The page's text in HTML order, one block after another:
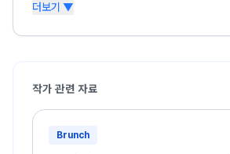
2023. 12. 5~ 2023. 12. 17 "녹색낙원_피지"
“물 위의 나무, 맹그로브” 하남시 (갤러리_다)
광주광역시(예술이빽그라운드)
gallery)
2020. 2. 2 ~ 2002. 2. 29 “신들이 사랑한
더보기 ▼
작가 관련 자료
Brunch